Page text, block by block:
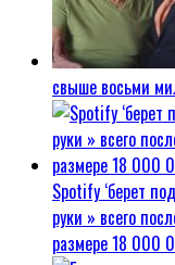
свыше восьми
Spotify ‘берет
руки » всего
размере 18 000